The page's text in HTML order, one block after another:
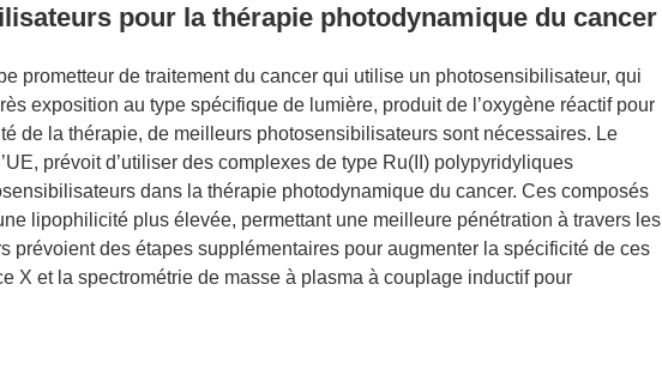
pour la thérapie photodynamique du cancer
prometteur de traitement du cancer qui utilise un photosensibilisateur, qui
exposition au type spécifique de lumière, produit de l’oxygène réactif pour
de la thérapie, de meilleurs photosensibilisateurs sont nécessaires. Le
prévoit d’utiliser des complexes de type Ru(II) polypyridyliques
dans la thérapie photodynamique du cancer. Ces composés
lipophilicité plus élevée, permettant une meilleure pénétration à travers les
prévoient des étapes supplémentaires pour augmenter la spécificité de ces
X et la spectrométrie de masse à plasma à couplage inductif pour